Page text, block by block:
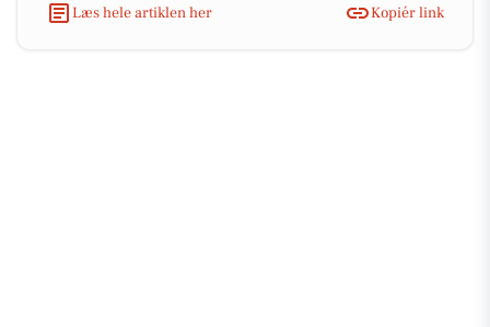
Læs hele artiklen her
Kopiér link